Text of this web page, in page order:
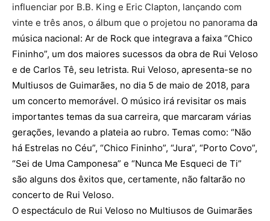
influenciar por B.B. King e Eric Clapton, lançando com
vinte e três anos, o álbum que o projetou no panorama da
música nacional: Ar de Rock que integrava a faixa “Chico
Fininho”, um dos maiores sucessos da obra de Rui Veloso
e de Carlos Tê, seu letrista. Rui Veloso, apresenta-se no
Multiusos de Guimarães, no dia 5 de maio de 2018, para
um concerto memorável. O músico irá revisitar os mais
importantes temas da sua carreira, que marcaram várias
gerações, levando a plateia ao rubro. Temas como: “Não
há Estrelas no Céu”, “Chico Fininho”, “Jura”, “Porto Covo”,
“Sei de Uma Camponesa” e “Nunca Me Esqueci de Ti”
são alguns dos êxitos que, certamente, não faltarão no
concerto de Rui Veloso.
O espectáculo de Rui Veloso no Multiusos de Guimarães